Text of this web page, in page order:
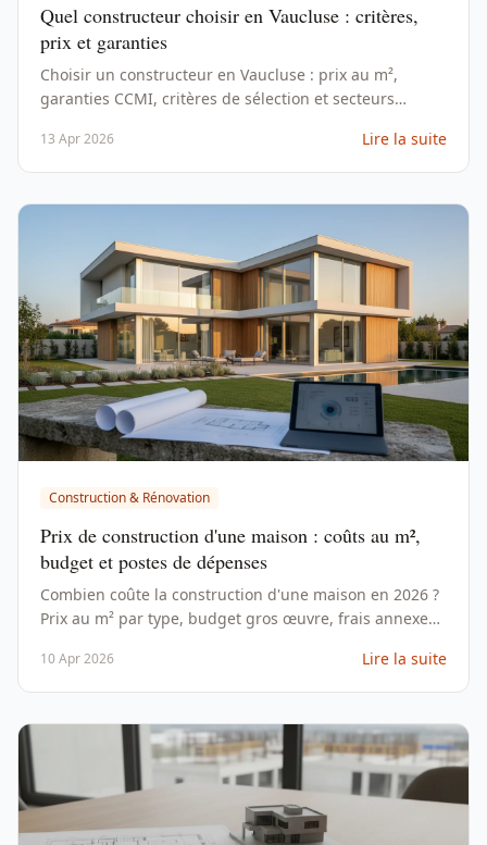
Quel constructeur choisir en Vaucluse : critères,
prix et garanties
Choisir un constructeur en Vaucluse : prix au m²,
garanties CCMI, critères de sélection et secteurs
13 Apr 2026 Lire la suite
Construction & Rénovation
Prix de construction d'une maison : coûts au m²,
budget et postes de dépenses
Combien coûte la construction d'une maison en 2026 ?
Prix au m² par type, budget gros œuvre, frais annexes
10 Apr 2026 Lire la suite